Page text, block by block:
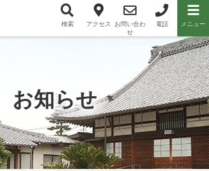
お知らせ
検索 アクセス
お問い合わ
せ
電話 メニュー